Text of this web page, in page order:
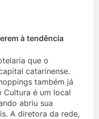
à tendência
que o
catarinense.
também já
Cultura é um local
abriu sua
A diretora da rede,